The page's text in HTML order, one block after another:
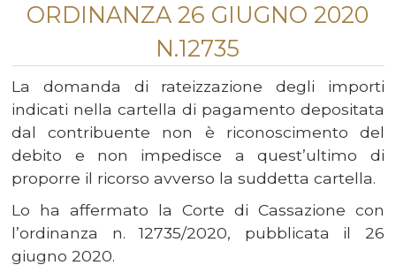
ORDINANZA 26 GIUGNO 2020
N.12735
La domanda di rateizzazione degli importi
indicati nella cartella di pagamento depositata
dal contribuente non è riconoscimento del
debito e non impedisce a quest’ultimo di
proporre il ricorso avverso la suddetta cartella.
Lo ha affermato la Corte di Cassazione con
l’ordinanza n. 12735/2020, pubblicata il 26
giugno 2020.